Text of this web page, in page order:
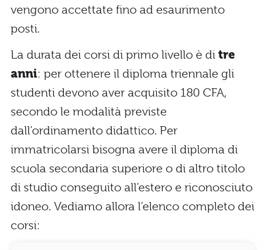
vengono accettate fino ad esaurimento
posti.
La durata dei corsi di primo livello è di tre
anni: per ottenere il diploma triennale gli
studenti devono aver acquisito 180 CFA,
secondo le modalità previste
dall’ordinamento didattico. Per
immatricolarsi bisogna avere il diploma di
scuola secondaria superiore o di altro titolo
di studio conseguito all’estero e riconosciuto
idoneo. Vediamo allora l’elenco completo dei
corsi: